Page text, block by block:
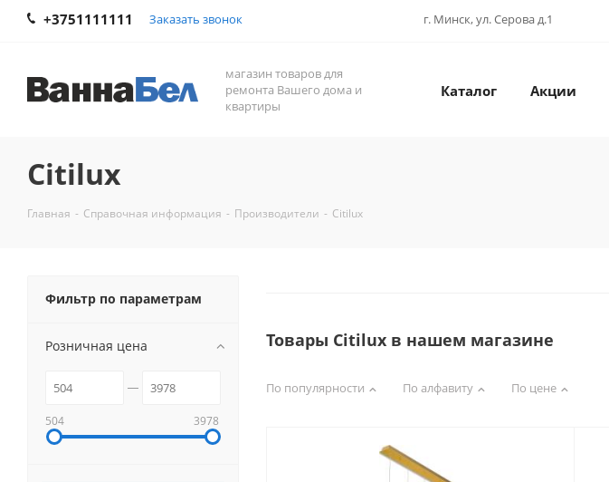
+3751111111 Заказать звонок г. Минск, ул. Серова д.1
магазин товаров для
ремонта Вашего дома и
квартиры
Каталог Акции
Citilux
Главная - Справочная информация - Производители - Citilux
Товары Citilux в нашем магазине
По популярности По алфавиту По цене
Фильтр по параметрам
Розничная цена
504 3978